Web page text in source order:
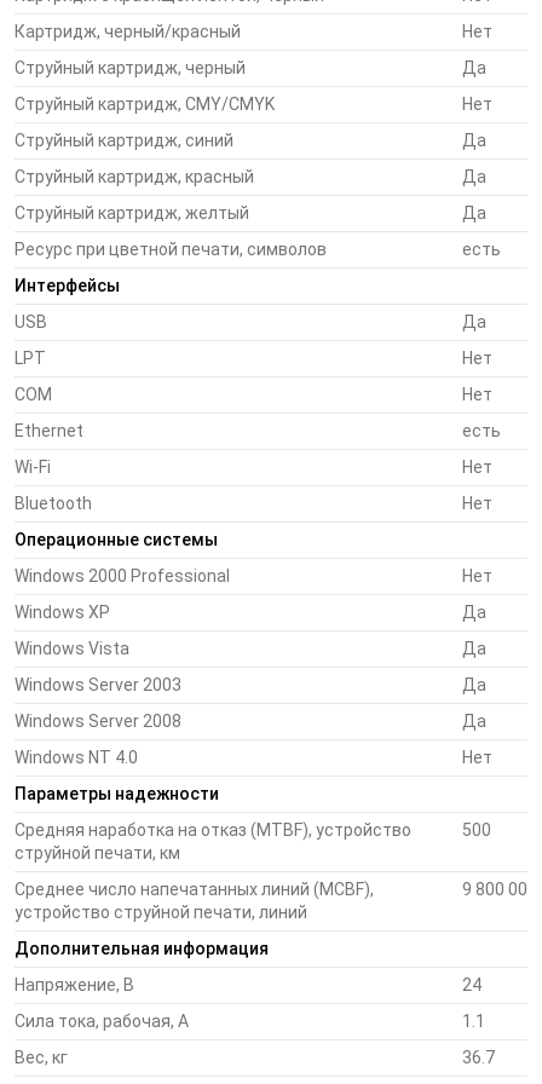
Производство (мелкий и средний бизнес):
изготовление цветных этикеток на продукцию,
маркировка компонентов, инвентарные стикеры,
Лечебные учреждения, лаборатории:
этикетки для маркировки пробирок с анализами,
мешков для хранения крови, рентгеновских снимков.
лекарственных средств при изготовлении по
обозначения скидки, спецификации товара для
размещения рядом с товаром
Транспорт:
Высокая скорость и качество
печати
Скорость печати Epson ColorWorks C7500 - 300 мм/сек -
сравнима со скоростью печати термопринтера. Благодаря
уникальной технологии печати Epson PrecisionCore принтер
Epson ColorWorks C7500 максимально точно печатает штрих-
коды и мелкий текст. Уникальная технология мониторинга
(NVT) обеспечивает стабильно высокое качество отпечатков
и предотвращает появление «битых» пикселей и
незапечатанных областей.
Картридж, черный/красный
Нет
Струйный картридж, черный
Да
Струйный картридж, CMY/CMYK
Нет
Струйный картридж, синий
Да
Струйный картридж, красный
Да
Струйный картридж, желтый
Да
Ресурс при цветной печати, символов
есть
Интерфейсы
USB
Да
LPT
Нет
COM
Нет
Ethernet
есть
Wi-Fi
Нет
Bluetooth
Нет
Операционные системы
Windows 2000 Professional
Нет
Windows XP
Да
Windows Vista
Да
Windows Server 2003
Да
Windows Server 2008
Да
Windows NT 4.0
Нет
Параметры надежности
Средняя наработка на отказ (MTBF), устройство
струйной печати, км
500
Среднее число напечатанных линий (MCBF),
устройство струйной печати, линий
9 800 000
Дополнительная информация
Напряжение, В
24
Сила тока, рабочая, А
1.1
Вес, кг
36.7